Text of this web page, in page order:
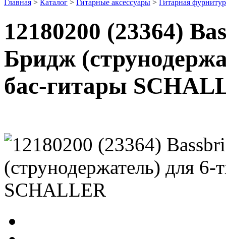
Главная > Каталог > Гитарные аксессуары > Гитарная
12180200 (23364)
Бридж
бас-гитары